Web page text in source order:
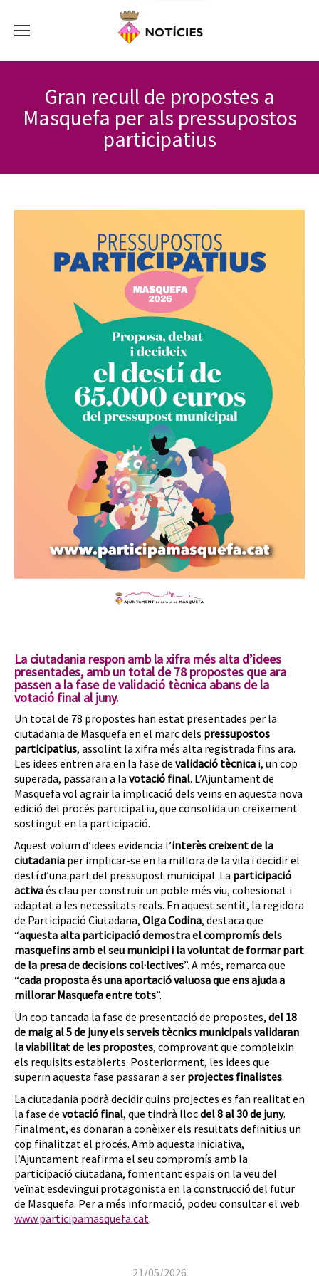
Gran recull de propostes a
Masquefa per als pressupostos
participatius
La ciutadania respon amb la xifra més alta d’idees
presentades, amb un total de 78 propostes que ara
passen a la fase de validació tècnica abans de la
votació final al juny.
Un total de 78 propostes han estat presentades per la
ciutadania de Masquefa en el marc dels pressupostos
participatius, assolint la xifra més alta registrada fins ara.
Les idees entren ara en la fase de validació tècnica i, un cop
superada, passaran a la votació final. L’Ajuntament de
Masquefa vol agrair la implicació dels veïns en aquesta nova
edició del procés participatiu, que consolida un creixement
sostingut en la participació.
Aquest volum d’idees evidencia l’interès creixent de la
ciutadania per implicar-se en la millora de la vila i decidir el
destí d’una part del pressupost municipal. La participació
activaés clau per construir un poble més viu, cohesionat i
adaptat a les necessitats reals. En aquest sentit, la regidora
de Participació Ciutadana, Olga Codina, destaca que
“aquesta alta participació demostra el compromís dels
masquefins amb el seu municipi i la voluntat de formar part
de la presa de decisions col·lectives”. A més, remarca que
“cada proposta és una aportació valuosa que ens ajuda a
millorar Masquefa entre tots”.
Un cop tancada la fase de presentació de propostes, del 18
de maig al 5 de juny els serveis tècnics municipals validaran
la viabilitat de les propostes, comprovant que compleixin
els requisits establerts. Posteriorment, les idees que
superin aquesta fase passaran a ser projectes finalistes.
La ciutadania podrà decidir quins projectes es fan realitat en
la fase de votació final, que tindrà llocdel 8 al 30 de juny.
Finalment, es donaran a conèixer els resultats definitius un
cop finalitzat el procés. Amb aquesta iniciativa,
l’Ajuntament reafirma el seu compromís amb la
participació ciutadana, fomentant espais on la veu del
veïnat esdevingui protagonista en la construcció del futur
de Masquefa. Per a més informació, podeu consultar el web
www.participamasquefa.cat.
21/05/2026